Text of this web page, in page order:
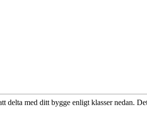
delta med ditt bygge enligt klasser nedan.